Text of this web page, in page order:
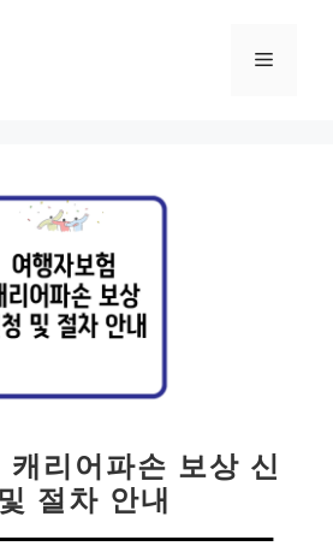
메
캐리어파손 보상 신
절차 안내